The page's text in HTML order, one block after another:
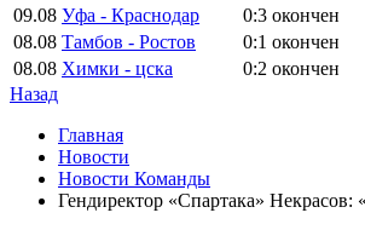
09.08 Уфа - Краснодар 0:3 окончен
08.08 Тамбов - Ростов 0:1 окончен
08.08 Химки - цска 0:2 окончен
Назад
Главная
Новости
Новости Команды
Гендиректор «Спартака» Некрасов: